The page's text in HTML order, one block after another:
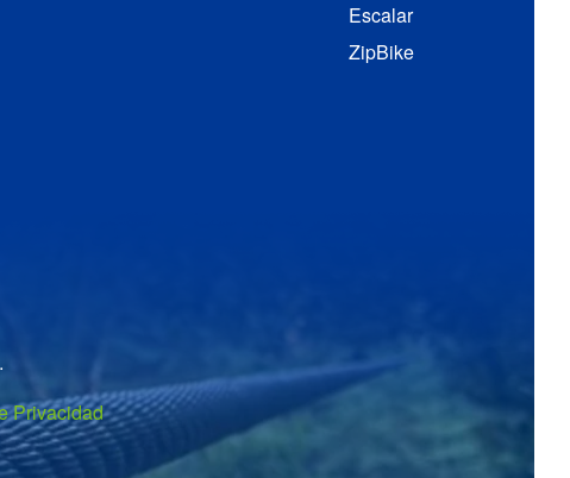
Escalar
ZipBike
Privacidad